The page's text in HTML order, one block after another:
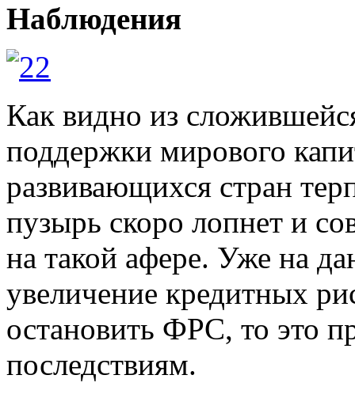
Наблюдения
Как видно из
поддержки мирового
развивающихся стран
пузырь скоро лопнет и
на такой афере. Уже на
увеличение кредитных
остановить ФРС, то это
последствиям.